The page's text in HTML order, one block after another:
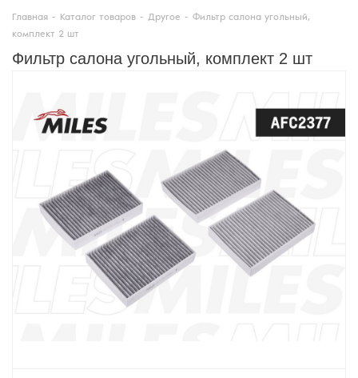
Главная - Каталог товаров - Другое - Фильтр салона угольный,
комплект 2 шт
Фильтр салона угольный, комплект 2 шт